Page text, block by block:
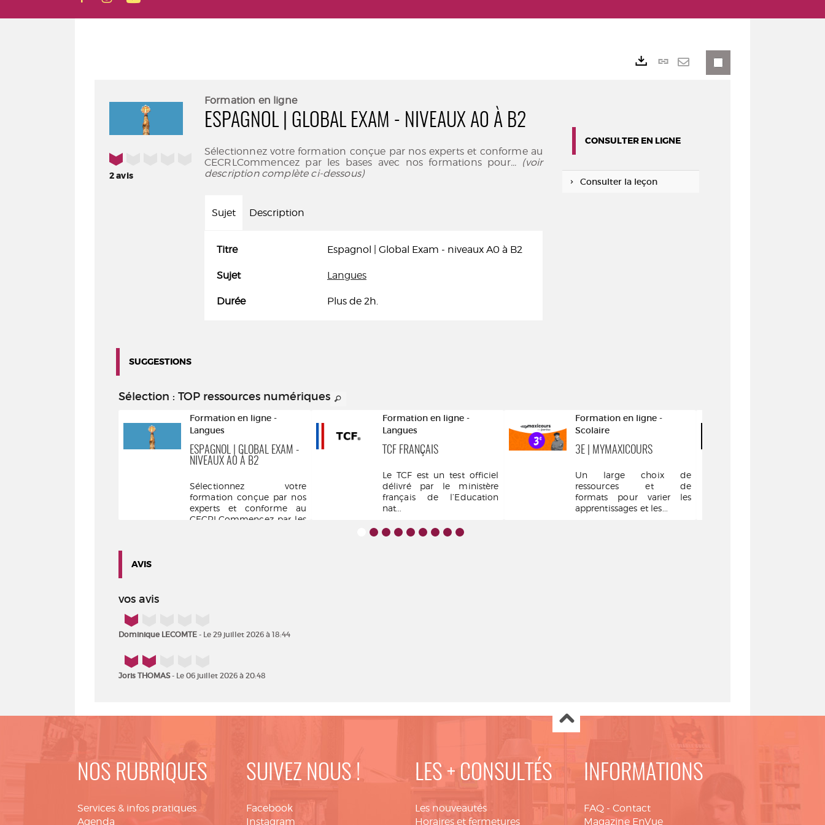
1/5
2avis
Formation en ligne
ESPAGNOL | GLOBAL EXAM - NIVEAUX A0 À B2
Sélectionnez votre formation conçue par nos experts et conforme au
CECRLCommencez par les bases avec nos formations pour... (voir
description complète ci-dessous)
Sujet Description
Titre Espagnol | Global Exam - niveaux A0 à B2
Sujet Langues
Durée Plus de 2h.
Lien
CONSULTER EN LIGNE
Consulter la leçon
SUGGESTIONS
Sélection : TOP ressources numériques
Formation en ligne -
Langues
ESPAGNOL | GLOBAL EXAM -
NIVEAUX A0 À B2
Sélectionnez votre
formation conçue par nos
experts et conforme au
CECRLCommencez par les
Formation en ligne -
Langues
TCF FRANÇAIS
Le TCF est un test officiel
délivré par le ministère
français de l’Education
nat...
Formation en ligne -
Scolaire
3E | MYMAXICOURS
Un large choix de
ressources et de
formats pour varier les
apprentissages et les...
AVIS
vos avis
1/5
Dominique LECOMTE - Le 29 juillet 2026 à 18:44
2/5
Joris THOMAS- Le 06 juillet 2026 à 20:48
NOS RUBRIQUES
Services & infos pratiques
Agenda
SUIVEZ NOUS !
Facebook
Instagram
LES + CONSULTÉS
Les nouveautés
Horaires et fermetures
INFORMATIONS
FAQ - Contact
Magazine EnVue